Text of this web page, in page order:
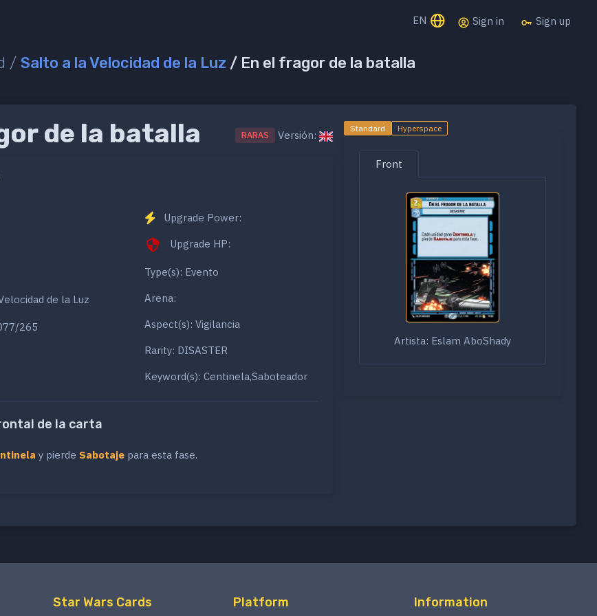
EN Sign in Sign up
/ Salto a la Velocidad de la Luz / En el fragor de la batalla
de la batalla RARAS Versión:
de la Luz
265
Upgrade Power:
Upgrade HP:
Type(s): Evento
Arena:
Aspect(s): Vigilancia
Rarity: DISASTER
Keyword(s): Centinela,Saboteador
de la carta
y pierde Sabotaje para esta fase.
Standard Hyperspace
Front
Artista: Eslam AboShady
Star Wars Cards Platform Information